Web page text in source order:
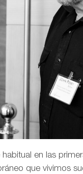
en las
que vivimos